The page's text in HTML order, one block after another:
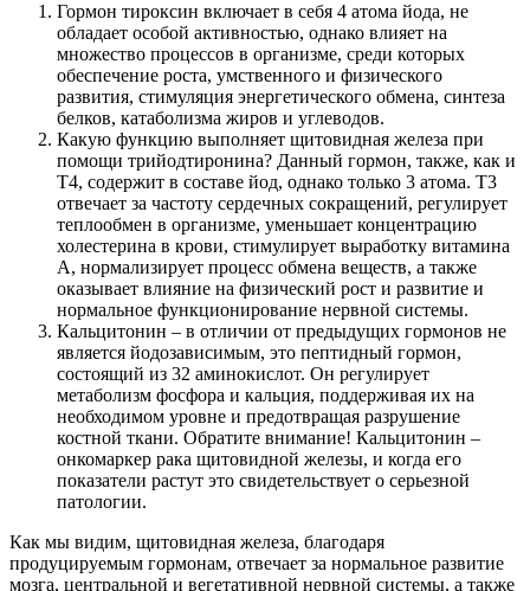
Гормон тироксин включает в себя 4 атома йода, не
обладает особой активностью, однако влияет на
множество процессов в организме, среди которых
обеспечение роста, умственного и физического
развития, стимуляция энергетического обмена, синтеза
белков, катаболизма жиров и углеводов.
Какую функцию выполняет щитовидная железа при
помощи трийодтиронина? Данный гормон, также, как и
Т4, содержит в составе йод, однако только 3 атома. Т3
отвечает за частоту сердечных сокращений, регулирует
теплообмен в организме, уменьшает концентрацию
холестерина в крови, стимулирует выработку витамина
А, нормализирует процесс обмена веществ, а также
оказывает влияние на физический рост и развитие и
нормальное функционирование нервной системы.
Кальцитонин – в отличии от предыдущих гормонов не
является йодозависимым, это пептидный гормон,
состоящий из 32 аминокислот. Он регулирует
метаболизм фосфора и кальция, поддерживая их на
необходимом уровне и предотвращая разрушение
костной ткани. Обратите внимание! Кальцитонин –
онкомаркер рака щитовидной железы, и когда его
показатели растут это свидетельствует о серьезной
патологии.
Как мы видим, щитовидная железа, благодаря
продуцируемым гормонам, отвечает за нормальное развитие
мозга, центральной и вегетативной нервной системы, а также